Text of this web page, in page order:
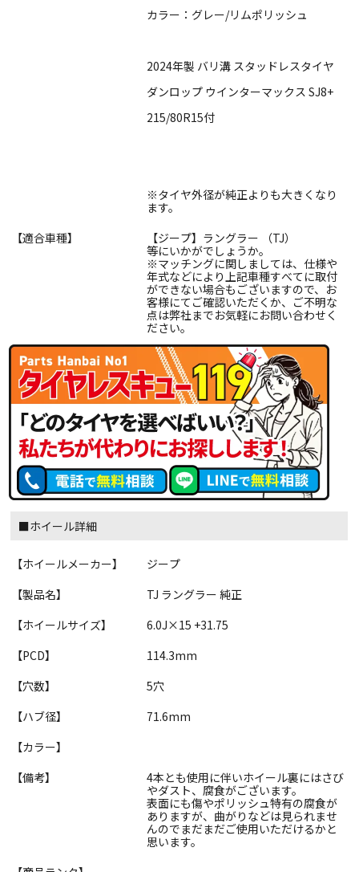
カラー：グレー/リムポリッシュ
2024年製 バリ溝 スタッドレスタイヤ
ダンロップ ウインターマックス SJ8+
215/80R15付
※タイヤ外径が純正よりも大きくなり
ます。
【適合車種】
【ジープ】ラングラー （TJ）
等にいかがでしょうか。
※マッチングに関しましては、仕様や
年式などにより上記車種すべてに取付
ができない場合もございますので、お
客様にてご確認いただくか、ご不明な
点は弊社までお気軽にお問い合わせく
ださい。
■ホイール詳細
【ホイールメーカー】
ジープ
【製品名】
TJ ラングラー 純正
【ホイールサイズ】
6.0J×15 +31.75
【PCD】
114.3mm
【穴数】
5穴
【ハブ径】
71.6mm
【カラー】
【備考】
4本とも使用に伴いホイール裏にはさび
やダスト、腐食がございます。
表面にも傷やポリッシュ特有の腐食が
ありますが、曲がりなどは見られませ
んのでまだまだご使用いただけるかと
思います。